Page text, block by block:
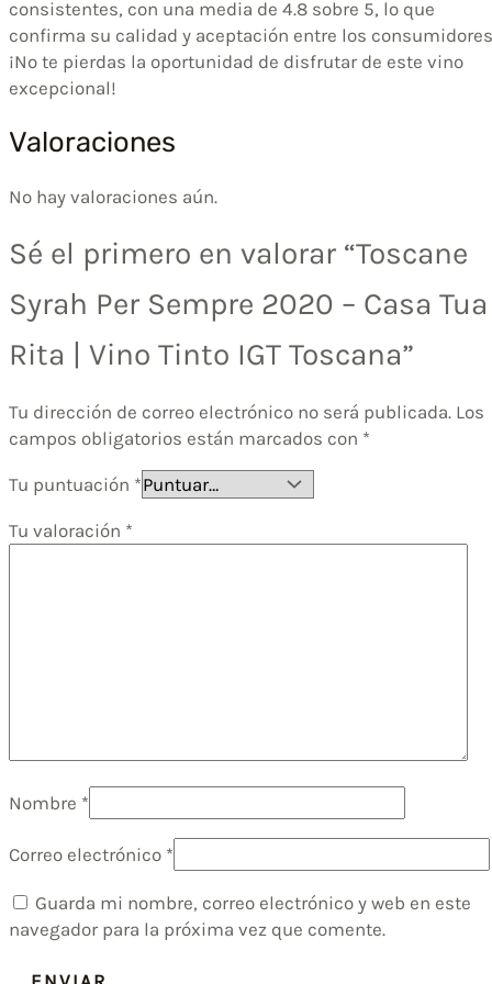
consistentes, con una media de 4.8 sobre 5, lo que
confirma su calidad y aceptación entre los
¡No te pierdas la oportunidad de disfrutar de este vino
excepcional!
Valoraciones
No hay valoraciones aún.
Sé el primero en valorar “Toscane
Syrah Per Sempre 2020 – Casa Tua
Rita | Vino Tinto IGT Toscana”
Tu dirección de correo electrónico no será publicada. Los
campos obligatorios están marcados con *
Tu puntuación *
Tu valoración *
Nombre *
Correo electrónico *
Guarda mi nombre, correo electrónico y web en este
navegador para la próxima vez que comente.